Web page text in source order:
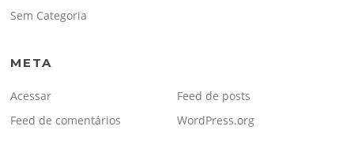
Sem Categoria
META
Acessar
Feed de posts
Feed de comentários
WordPress.org